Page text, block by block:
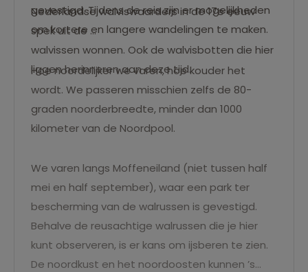
gevestigd. Tijdens de reis zijn er mogelijkheden
om kortere en langere wandelingen te maken.
Nederlandse walviswaarders in de 17e eeuw
spek uit de
walvissen wonnen. Ook de walvisbotten die hier
liggen herinneren aan deze tijd.
Hoe noordelijker we varen, hoe kouder het
wordt. We passeren misschien zelfs de 80-
graden noorderbreedte, minder dan 1000
kilometer van de Noordpool.
We varen langs Moffeneiland (niet tussen half
mei en half september), waar een park ter
bescherming van de walrussen is gevestigd.
Behalve de reusachtige walrussen die je hier
kunt observeren, is er kans om ijsberen te zien.
De noordkust en het noordoosten kunnen ’s